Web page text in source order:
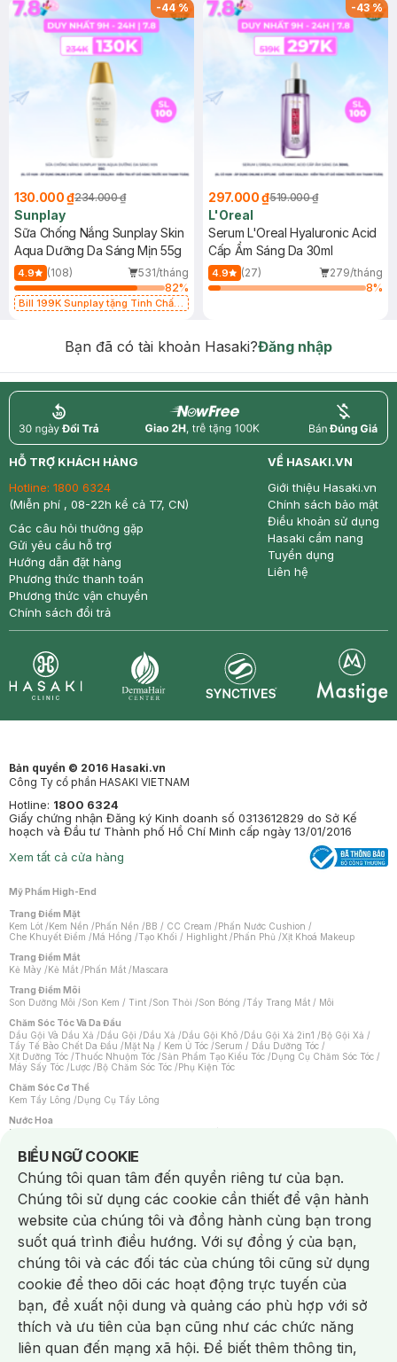
-44%
130.000 ₫234.000 ₫
Sunplay
Sữa Chống Nắng Sunplay Skin
Aqua Dưỡng Da Sáng Mịn 55g
4.9 (108)
531/tháng
82%
Bill 199K Sunplay tặng Tinh Chất
-43%
297.000 ₫519.000 ₫
L'Oreal
Serum L'Oreal Hyaluronic Acid
Cấp Ẩm Sáng Da 30ml
4.9 (27)
279/tháng
8%
Bạn đã có tài khoản Hasaki?Đăng nhập
return nowfree price
HỖ TRỢ KHÁCH HÀNG
Hotline: 1800 6324
(Miễn phí , 08-22h kể cả T7, CN)
Các câu hỏi thường gặp
Gửi yêu cầu hỗ trợ
Hướng dẫn đặt hàng
Phương thức thanh toán
Phương thức vận chuyển
Chính sách đổi trả
VỀ HASAKI.VN
Giới thiệu Hasaki.vn
Chính sách bảo mật
Điều khoản sử dụng
Hasaki cẩm nang
Tuyển dụng
Liên hệ
Bản quyền © 2016 Hasaki.vn
Công Ty cổ phần HASAKI VIETNAM
Hotline: 1800 6324
Giấy chứng nhận Đăng ký Kinh doanh số 0313612829 do Sở Kế
hoạch và Đầu tư Thành phố Hồ Chí Minh cấp ngày 13/01/2016
Xem tất cả cửa hàng
Mỹ Phẩm High-End
Trang Điểm Mặt
Kem Lót /Kem Nền /Phấn Nền /BB / CC Cream /Phấn Nước Cushion /
Che Khuyết Điểm /Má Hồng /Tạo Khối / Highlight /Phấn Phủ /Xịt Khoá Makeup
Trang Điểm Mắt
Kẻ Mày /Kẻ Mắt /Phấn Mắt /Mascara
Trang Điểm Môi
Son Dưỡng Môi /Son Kem / Tint /Son Thỏi /Son Bóng /Tẩy Trang Mắt / Môi
Chăm Sóc Tóc Và Da Đầu
Dầu Gội Và Dầu Xả /Dầu Gội /Dầu Xả /Dầu Gội Khô /Dầu Gội Xả 2in1 /Bộ Gội Xả /
Tẩy Tế Bào Chết Da Đầu /Mặt Nạ / Kem Ủ Tóc /Serum / Dầu Dưỡng Tóc /
Xịt Dưỡng Tóc /Thuốc Nhuộm Tóc /Sản Phẩm Tạo Kiểu Tóc /Dụng Cụ Chăm Sóc Tóc /
Máy Sấy Tóc /Lược /Bộ Chăm Sóc Tóc /Phụ Kiện Tóc
Chăm Sóc Cơ Thể
Kem Tẩy Lông /Dụng Cụ Tẩy Lông
Nước Hoa
Nước Hoa Nữ
Chăm Sóc Cá Nhân
Chống Muỗi /Khẩu Trang /Máy Massage/Mặt Nạ Xông Hơi /Nước Rửa Tay/
Sản Phẩm Chăm Sóc Khác /Bàn Chải Đánh Răng /Bàn Chải Điện/
Hỗ Trợ Trắng Răng/Kem Đánh Răng /Máy Tăm Nước/ Nước Súc Miệng/
Tăm / Chỉ Nha Khoa/ Xịt Thơm Miệng / Dung Dịch Vệ Sinh/Dưỡng Vùng Kín/
Khăn Ướt Vệ Sinh Vùng Kín/Băng Vệ Sinh/Tampon/Bọt Cạo Râu /Dao Cạo Râu/
Máy Cạo Râu
Vấn Đề Về Da
Da Dầu / Lỗ Chân Lông To/ Da Khô / Mất Nước/ Da Lão Hóa/ Da Mụn/
Da Nhạy Cảm / Kích Ứng
Da Xỉn Màu Thâm / Nám / Tàn Nhang
Quầng Thâm & Bọng Mắt /Sẹo /Viêm Da Cơ Địa
Dụng Cụ / Phụ Kiện Chăm Sóc Da
Bông Tẩy Trang
Khăn Lau Mặt Khô Dụng Cụ / Máy Rửa Mặt Máy Chăm Sóc Da
Dụng Cụ Chăm Sóc Khác
BIỂU NGỮ COOKIE
Notice about cookies usage
Chúng tôi quan tâm đến quyền riêng tư của bạn.
Chúng tôi sử dụng các cookie cần thiết để vận hành
website của chúng tôi và đồng hành cùng bạn trong
suốt quá trình điều hướng. Với sự đồng ý của bạn,
chúng tôi và các đối tác của chúng tôi cũng sử dụng
cookie để theo dõi các hoạt động trực tuyến của
bạn, đề xuất nội dung và quảng cáo phù hợp với sở
thích và ưu tiên của bạn cũng như các chức năng
liên quan đến mạng xã hội. Để biết thêm thông tin,